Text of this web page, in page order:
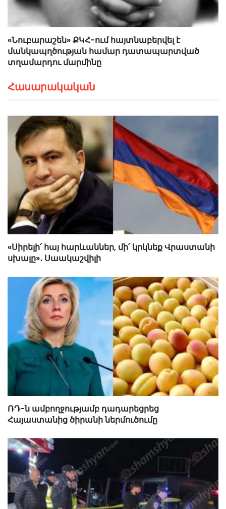
«Նուբարաշեն» ՔԿՀ-ում հայտնաբերվել է
մանկապղծության համար դատապարտված
տղամարդու մարմինը
Հասարակական
«Սիրելի՛ հայ հարևաններ, մի՛ կրկնեք Վրաստանի
սխալը»․ Սաակաշվիլի
ՌԴ-ն ամբողջությամբ դադարեցրեց
Հայաստանից ծիրանի ներմուծումը